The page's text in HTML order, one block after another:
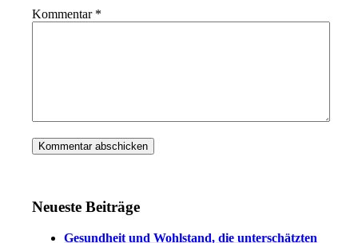
Kommentar *
Neueste Beiträge
Gesundheit und Wohlstand, die unterschätzten